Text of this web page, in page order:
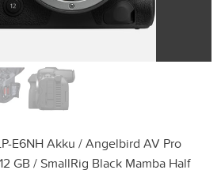
E6NH Akku / Angelbird AV Pro
GB / SmallRig Black Mamba Half